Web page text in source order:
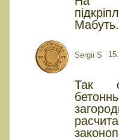
Sergii S
Так